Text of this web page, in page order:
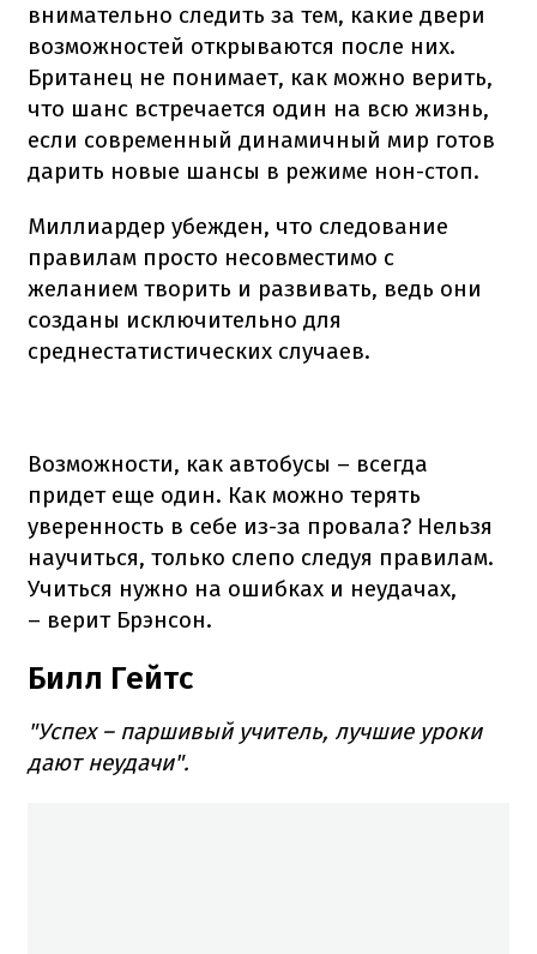
внимательно следить за тем, какие двери
возможностей открываются после них.
Британец не понимает, как можно верить,
что шанс встречается один на всю жизнь,
если современный динамичный мир готов
дарить новые шансы в режиме нон-стоп.
Миллиардер убежден, что следование
правилам просто несовместимо с
желанием творить и развивать, ведь они
созданы исключительно для
среднестатистических случаев.
Возможности, как автобусы – всегда
придет еще один. Как можно терять
уверенность в себе из-за провала? Нельзя
научиться, только слепо следуя правилам.
Учиться нужно на ошибках и неудачах,
– верит Брэнсон.
Билл Гейтс
"Успех – паршивый учитель, лучшие уроки
дают неудачи".